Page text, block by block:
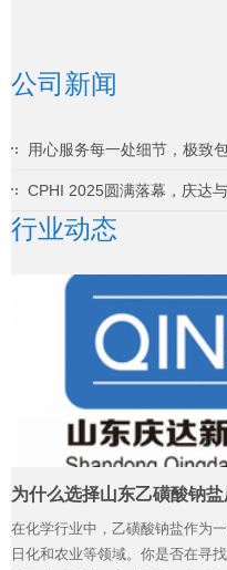
公司新闻
用心服务每一处细节，极致
CPHI 2025圆满落幕，庆达
行业动态
为什么选择山东乙磺酸钠盐
在化学行业中，乙磺酸钠盐作为
日化和农业等领域。你是否在寻